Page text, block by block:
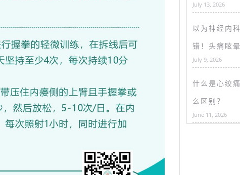
July 13, 2026
以为神经内
错！头痛眩
July 9, 2026
什么是心绞
么区别？
June 11, 2026